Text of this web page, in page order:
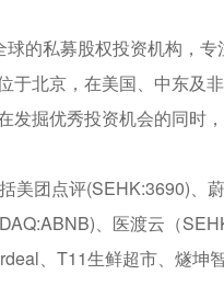
的私募股权投资机构，
北京，在美国、中东及非
掘优秀投资机会的同时
美团点评(SEHK:3690)、
、医渡云（
、T11生鲜超市、燧坤